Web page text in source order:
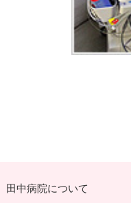
田中病院について